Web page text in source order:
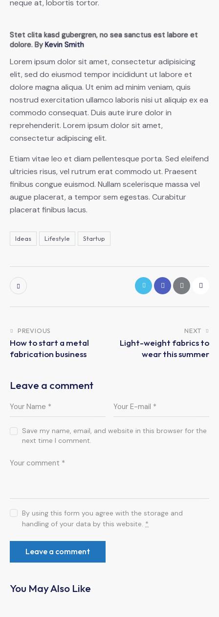
neque at, lobortis tortor.
Stet clita kasd gubergren, no sea sanctus est labore et
dolore. ByKevin Smith
Lorem ipsum dolor sit amet, consectetur adipisicing
elit, sed do eiusmod tempor incididunt ut labore et
dolore magna aliqua. Ut enim ad minim veniam, quis
nostrud exercitation ullamco laboris nisi ut aliquip ex ea
commodo consequat. Duis aute irure dolor in
reprehenderit. Lorem ipsum dolor sit amet,
consectetur adipiscing elit.
Etiam vitae leo et diam pellentesque porta. Sed eleifend
ultricies risus, vel rutrum erat commodo ut. Praesent
finibus congue euismod. Nullam scelerisque massa vel
augue placerat, a tempor sem egestas. Curabitur
placerat finibus lacus.
Ideas Lifestyle Startup
PREVIOUS
How to start a metal
fabrication business
NEXT
Light-weight fabrics to
wear this summer
Leave a comment
Save my name, email, and website in this browser for the
next time I comment.
By using this form you agree with the storage and
handling of your data by this website. *
You May Also Like